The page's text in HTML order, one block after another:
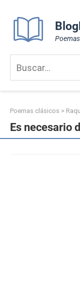
content
Poemas clásicos >
Es necesario